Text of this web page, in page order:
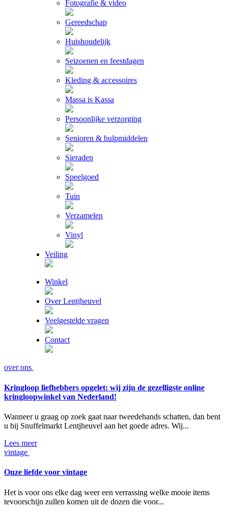
Fotografie & video
Gereedschap
Huishoudelijk
Seizoenen en feestdagen
Kleding & accessoires
Massa is Kassa
Persoonlijke verzorging
Senioren & hulpmiddelen
Sieraden
Speelgoed
Tuin
Verzamelen
Vinyl
Veiling
Winkel
Over Lentjheuvel
Veelgestelde vragen
Contact
over ons
Kringloop liefhebbers opgelet: wij zijn de gezelligste online
kringloopwinkel van Nederland!
Wanneer u graag op zoek gaat naar tweedehands schatten, dan bent
u bij Snuffelmarkt Lentjheuvel aan het goede adres. Wij...
Lees meer
vintage
Onze liefde voor vintage
Het is voor ons elke dag weer een verrassing welke mooie items
tevoorschijn zullen komen uit de dozen die voor...